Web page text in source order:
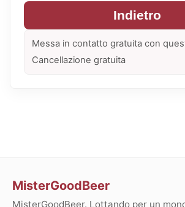
Indietro
Messa in contatto gratuita con
Cancellazione gratuita
MisterGoodBeer
MisterGoodBeer. Lottando per un